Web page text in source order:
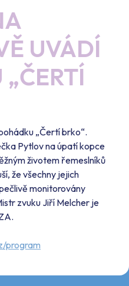
UVÁDÍ
„Čertí brko“.
Pytlov na úpatí kopce
životem řemeslníků
že všechny jejich
monitorovány
zvuku Jiří Melcher je
program